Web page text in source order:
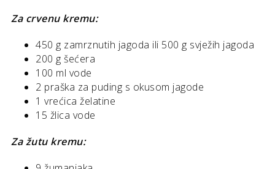
Za crvenu kremu:
450 g zamrznutih jagoda ili 500 g svježih jagoda
200 g šećera
100 ml vode
2 praška za puding s okusom jagode
1 vrećica želatine
15 žlica vode
Za žutu kremu: